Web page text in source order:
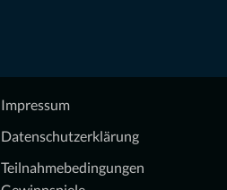
Impressum
Datenschutzerklärung
Teilnahmebedingungen